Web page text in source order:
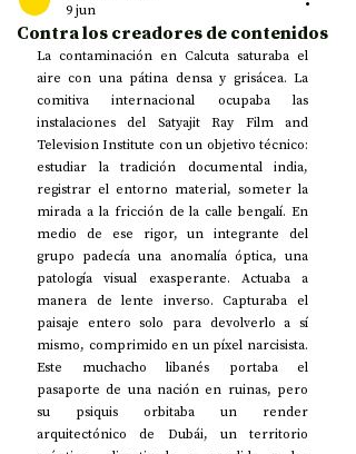
Contra los creadores de contenidos
9 jun
La contaminación en Calcuta saturaba el
aire con una pátina densa y grisácea. La
comitiva internacional ocupaba las
instalaciones del Satyajit Ray Film and
Television Institute con un objetivo técnico:
estudiar la tradición documental india,
registrar el entorno material, someter la
mirada a la fricción de la calle bengalí. En
medio de ese rigor, un integrante del
grupo padecía una anomalía óptica, una
patología visual exasperante. Actuaba a
manera de lente inverso. Capturaba el
paisaje entero solo para devolverlo a sí
mismo, comprimido en un píxel narcisista.
Este muchacho libanés portaba el
pasaporte de una nación en ruinas, pero
su psiquis orbitaba un render
arquitectónico de Dubái, un territorio